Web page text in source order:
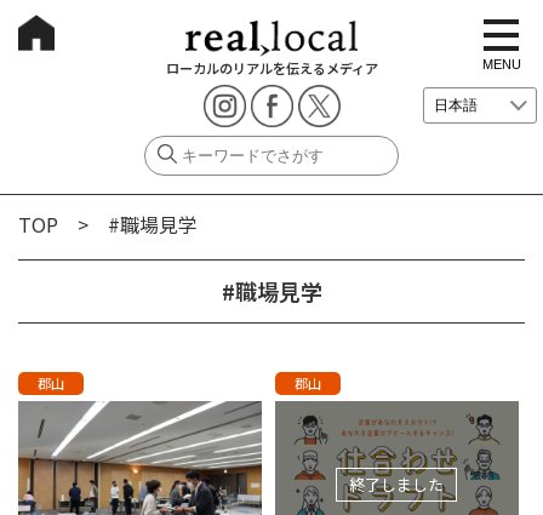
ローカルのリアルを伝えるメディア
t
o
g
g
e
i
i
MENU
TOP > #職場見学
#職場見学
郡山 郡山
終了しました